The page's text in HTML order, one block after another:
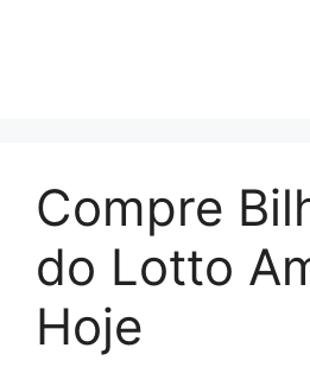
Compre
do Lotto
Hoje